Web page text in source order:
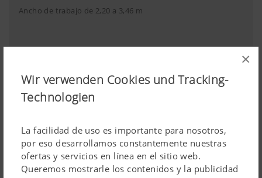
×
Wir verwenden Cookies und Tracking-
Technologien
La facilidad de uso es importante para nosotros,
por eso desarrollamos constantemente nuestras
ofertas y servicios en línea en el sitio web.
Queremos mostrarle los contenidos y la publicidad
Ancho de trabajo de 2,20 a 3,46 m